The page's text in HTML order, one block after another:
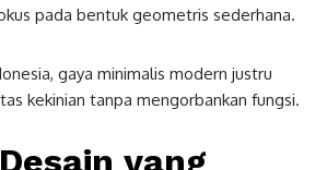
pada bentuk geometris sederhana.
gaya minimalis modern justru
kekinian tanpa mengorbankan fungsi.
yang